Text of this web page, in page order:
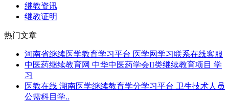
继教资讯
继教证明
热门文章
河南省继续医学教育学习平台 医学网学习联系在线客服
中医药继续教育网 中华中医药学会II类继续教育项目 学
习
医教在线 湖南医学继续教育学分学习平台 卫生技术人员
公需科目学..